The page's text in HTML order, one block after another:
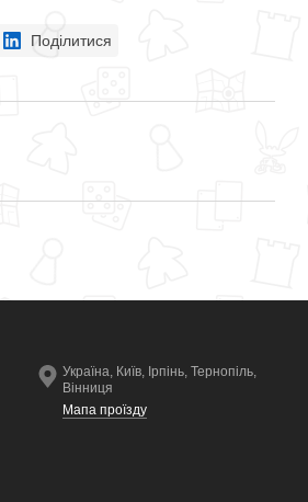
Поділитися
Україна, Київ, Ірпінь, Тернопіль,
Вінниця
Мапа проїзду